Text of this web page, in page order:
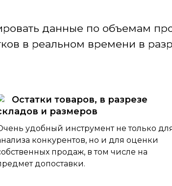
данные по объемам
в реальном времени в
Остатки товаров, в разрезе
и размеров
удобный инструмент не только
конкурентов, но и для оценки
продаж, в том числе на
допоставки.